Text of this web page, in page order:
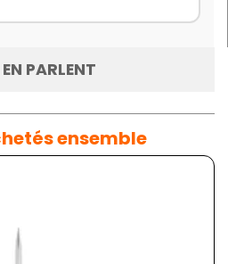
PARLENT
ensemble